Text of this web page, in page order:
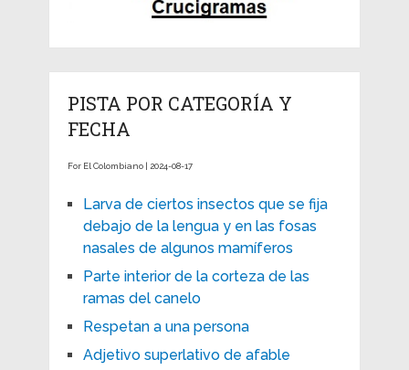
PISTA POR CATEGORÍA Y
FECHA
For El Colombiano | 2024-08-17
Larva de ciertos insectos que se fija
debajo de la lengua y en las fosas
nasales de algunos mamíferos
Parte interior de la corteza de las
ramas del canelo
Respetan a una persona
Adjetivo superlativo de afable